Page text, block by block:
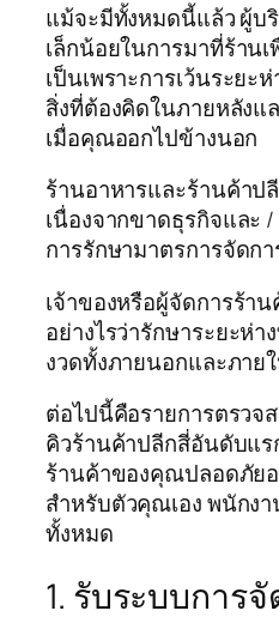
แม้จะมีทั้งหมดนี้แล้ว ผู้บ
เล็กน้อยในการมาที่ร้าน
เป็นเพราะการเว้นระยะ
สิ่งที่ต้องคิดในภายหลังแ
เมื่อคุณออกไปข้างนอก
ร้านอาหารและร้านค้าป
เนื่องจากขาดธุรกิจและ
การรักษามาตรการจัดก
เจ้าของหรือผู้จัดการร้า
อย่างไรว่ารักษาระยะห่
งวดทั้งภายนอกและภาย
ต่อไปนี้คือรายการตรวจ
คิวร้านค้าปลีกสี่อันดับแร
ร้านค้าของคุณปลอดภัย
สำหรับตัวคุณเอง พนักง
ทั้งหมด
1. รับระบบการ